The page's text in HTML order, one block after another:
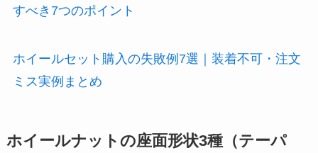
すべき7つのポイント
ホイールセット購入の失敗例7選｜装着不可・注文
ミス実例まとめ
ホイールナットの座面形状3種（テーパ